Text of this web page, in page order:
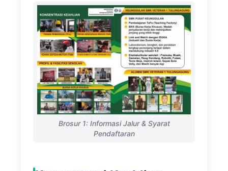
Brosur 1: Informasi Jalur & Syarat
Pendaftaran